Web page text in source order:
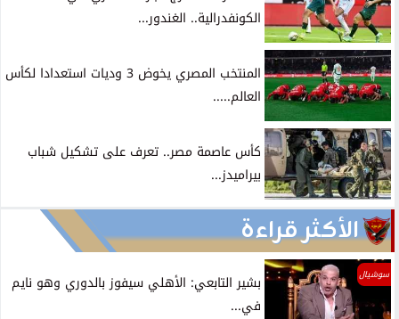
الكونفدرالية.. الغندور...
المنتخب المصري يخوض 3 وديات استعدادا لكأس
العالم.....
كأس عاصمة مصر.. تعرف على تشكيل شباب
بيراميدز...
الأكثر قراءة
سوشيال
بشير التابعي: الأهلي سيفوز بالدوري وهو نايم
في...